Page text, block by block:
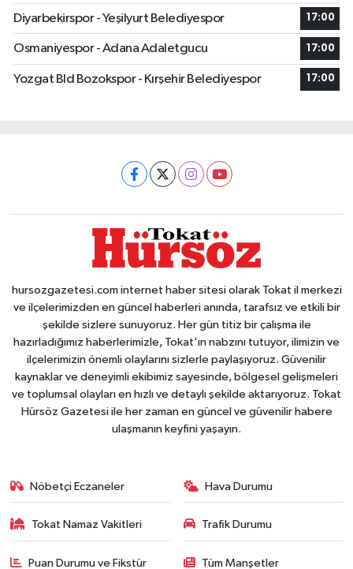
Diyarbekirspor - Yeşilyurt Belediyespor 17:00
Osmaniyespor - Adana Adaletgucu 17:00
Yozgat Bld Bozokspor - Kırşehir Belediyespor 17:00
hursozgazetesi.com internet haber sitesi olarak Tokat il merkezi
ve ilçelerimizden en güncel haberleri anında, tarafsız ve etkili bir
şekilde sizlere sunuyoruz. Her gün titiz bir çalışma ile
hazırladığımız haberlerimizle, Tokat'ın nabzını tutuyor, ilimizin ve
ilçelerimizin önemli olaylarını sizlerle paylaşıyoruz. Güvenilir
kaynaklar ve deneyimli ekibimiz sayesinde, bölgesel gelişmeleri
ve toplumsal olayları en hızlı ve detaylı şekilde aktarıyoruz. Tokat
Hürsöz Gazetesi ile her zaman en güncel ve güvenilir habere
ulaşmanın keyfini yaşayın.
Nöbetçi Eczaneler Hava Durumu
Tokat Namaz Vakitleri Trafik Durumu
Puan Durumu ve Fikstür Tüm Manşetler